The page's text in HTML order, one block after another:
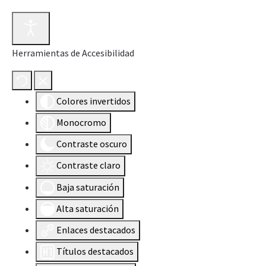
Herramientas de Accesibilidad
Colores invertidos
Monocromo
Contraste oscuro
Contraste claro
Baja saturación
Alta saturación
Enlaces destacados
Títulos destacados